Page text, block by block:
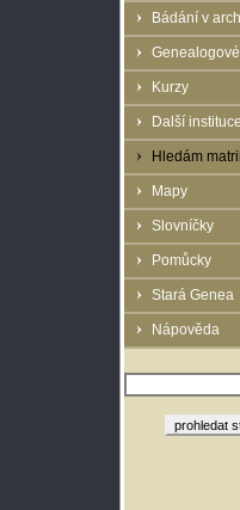
Bádání v
Genealogové
Kurzy
Další instituce
Hledám
Mapy
Slovníčky
Pomůcky
Stará Genea
Nápověda